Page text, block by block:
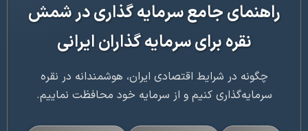
جامع سرمایه گذاری در شمش
نقره برای سرمایه گذاران ایرانی
چگونه در شرایط اقتصادی ایران، هوشمندانه در نقره
کنیم و از سرمایه خود محافظت نماییم.